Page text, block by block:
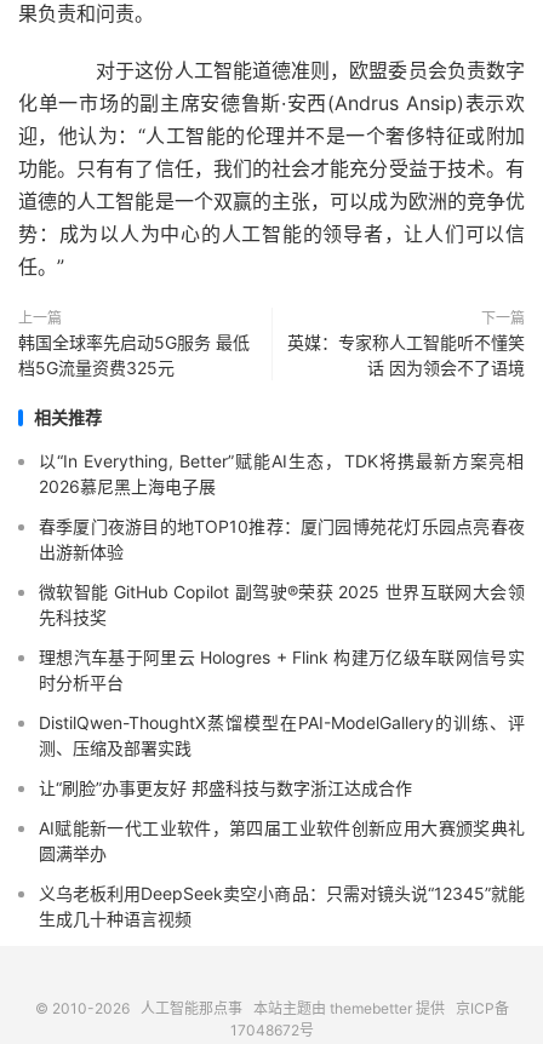
果负责和问责。
对于这份人工智能道德准则，欧盟委员会负责数字
化单一市场的副主席安德鲁斯·安西(Andrus Ansip)表示欢
迎，他认为：“人工智能的伦理并不是一个奢侈特征或附加
功能。只有有了信任，我们的社会才能充分受益于技术。有
道德的人工智能是一个双赢的主张，可以成为欧洲的竞争优
势：成为以人为中心的人工智能的领导者，让人们可以信
任。”
上一篇
韩国全球率先启动5G服务 最低
档5G流量资费325元
下一篇
英媒：专家称人工智能听不懂笑
话 因为领会不了语境
相关推荐
以“In Everything, Better”赋能AI生态，TDK将携最新方案亮相
2026慕尼黑上海电子展
春季厦门夜游目的地TOP10推荐：厦门园博苑花灯乐园点亮春夜
出游新体验
微软智能 GitHub Copilot 副驾驶®荣获 2025 世界互联网大会领
先科技奖
理想汽车基于阿里云 Hologres + Flink 构建万亿级车联网信号实
时分析平台
DistilQwen-ThoughtX蒸馏模型在PAI-ModelGallery的训练、评
测、压缩及部署实践
让“刷脸”办事更友好 邦盛科技与数字浙江达成合作
AI赋能新一代工业软件，第四届工业软件创新应用大赛颁奖典礼
圆满举办
义乌老板利用DeepSeek卖空小商品：只需对镜头说“12345”就能
生成几十种语言视频
© 2010-2026 人工智能那点事本站主题由 themebetter提供 京ICP备
17048672号